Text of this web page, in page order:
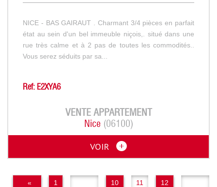
NICE - BAS GAIRAUT . Charmant 3/4 pièces en parfait
état au sein d'un bel immeuble niçois,. situé dans une
rue très calme et à 2 pas de toutes les commodités..
Vous serez séduits par sa...
Ref: E2XYA6
VENTE APPARTEMENT
Nice (06100)
VOIR
« 1 10 11 12